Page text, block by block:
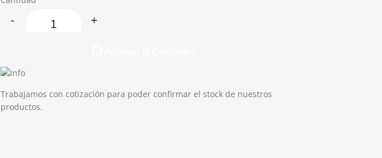
Algarrobo de chile cantidad
- +
Trabajamos con cotización para poder confirmar el stock de nuestros
productos.